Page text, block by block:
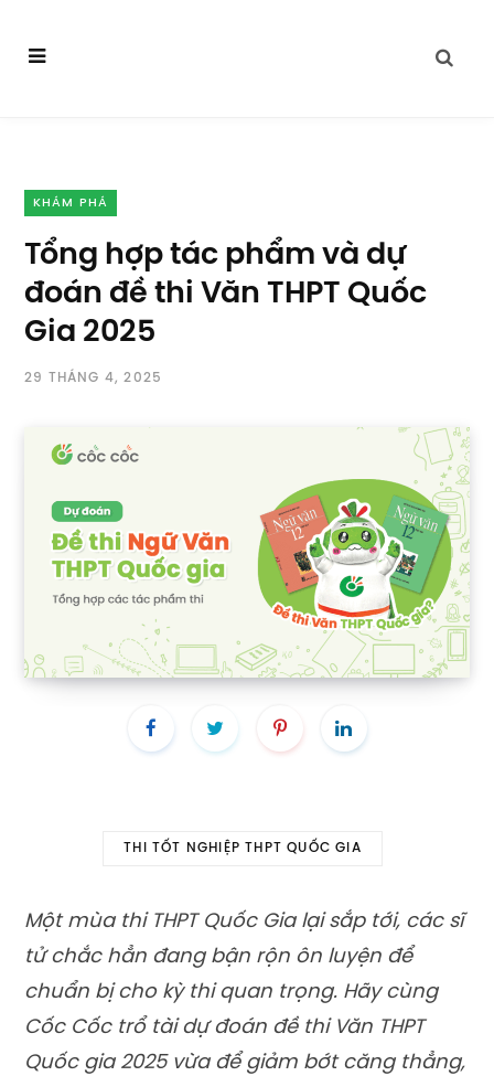
KHÁM PHÁ
Tổng hợp tác phẩm và dự
đoán đề thi Văn THPT Quốc
Gia 2025
29 THÁNG 4, 2025
THI TỐT NGHIỆP THPT QUỐC GIA
Một mùa thi THPT Quốc Gia lại sắp tới, các sĩ
tử chắc hẳn đang bận rộn ôn luyện để
chuẩn bị cho kỳ thi quan trọng. Hãy cùng
Cốc Cốc trổ tài dự đoán đề thi Văn THPT
Quốc gia 2025 vừa để giảm bớt căng thẳng,